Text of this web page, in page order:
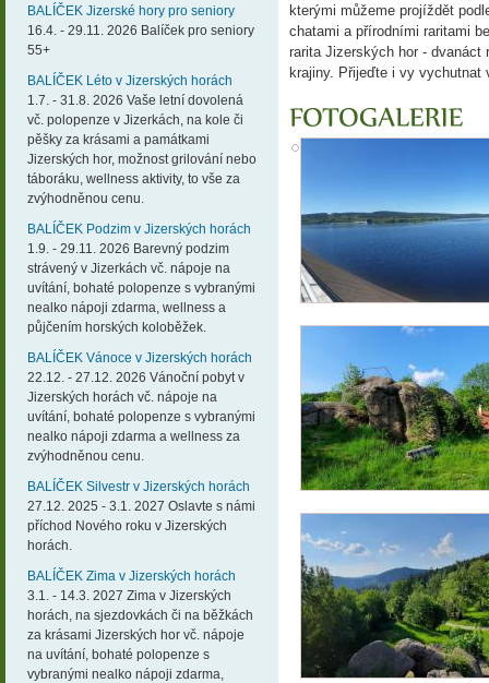
BALÍČEK Jizerské hory pro seniory
16.4. - 29.11. 2026 Balíček pro seniory
55+
BALÍČEK Léto v Jizerských horách
1.7. - 31.8. 2026 Vaše letní dovolená
vč. polopenze v Jizerkách, na kole či
pěšky za krásami a památkami
Jizerských hor, možnost grilování nebo
táboráku, wellness aktivity, to vše za
zvýhodněnou cenu.
BALÍČEK Podzim v Jizerských horách
1.9. - 29.11. 2026 Barevný podzim
strávený v Jizerkách vč. nápoje na
uvítání, bohaté polopenze s vybranými
nealko nápoji zdarma, wellness a
půjčením horských koloběžek.
BALÍČEK Vánoce v Jizerských horách
22.12. - 27.12. 2026 Vánoční pobyt v
Jizerských horách vč. nápoje na
uvítání, bohaté polopenze s vybranými
nealko nápoji zdarma a wellness za
zvýhodněnou cenu.
BALÍČEK Silvestr v Jizerských horách
27.12. 2025 - 3.1. 2027 Oslavte s námi
příchod Nového roku v Jizerských
horách.
BALÍČEK Zima v Jizerských horách
3.1. - 14.3. 2027 Zima v Jizerských
horách, na sjezdovkách či na běžkách
za krásami Jizerských hor vč. nápoje
na uvítání, bohaté polopenze s
vybranými nealko nápoji zdarma,
kterými můžeme projíždět
chatami a přírodními raritami
rarita Jizerských hor - dvanáct
krajiny. Přijeďte i vy